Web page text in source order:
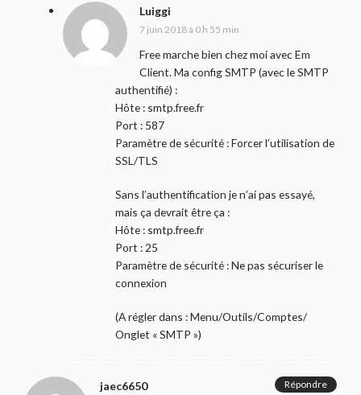
Luiggi
7 juin 2018 à 0 h 55 min
Free marche bien chez moi avec Em
Client. Ma config SMTP (avec le SMTP
authentifié) :
Hôte : smtp.free.fr
Port : 587
Paramètre de sécurité : Forcer l’utilisation de
SSL/TLS
Sans l’authentification je n’ai pas essayé,
mais ça devrait être ça :
Hôte : smtp.free.fr
Port : 25
Paramètre de sécurité : Ne pas sécuriser le
connexion
(A régler dans : Menu/Outils/Comptes/
Onglet « SMTP »)
jaec6650 Répondre